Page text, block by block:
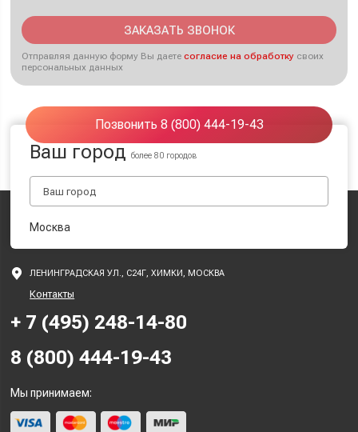
ЗАКАЗАТЬ ЗВОНОК
Отправляя данную форму Вы даетесогласие на обработку своих
персональных данных
Позвонить 8 (800) 444-19-43
Ваш городболее 80 городов
Москва
ЛЕНИНГРАДСКАЯ УЛ., С24Г, ХИМКИ, МОСКВА
Контакты
+ 7 (495) 248-14-80
8 (800) 444-19-43
Мы принимаем: